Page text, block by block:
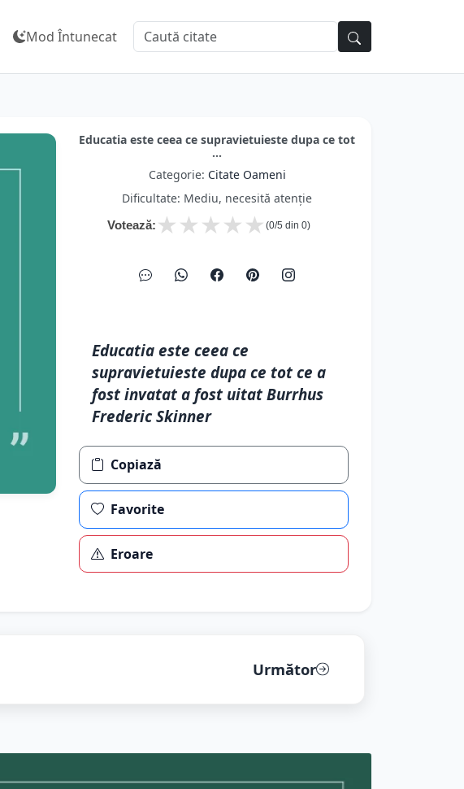
Mod Întunecat
Educatia este ceea ce supravietuieste dupa ce tot
...
Categorie: Citate Oameni
Dificultate: Mediu, necesită atenție
Votează: ★
★
★
★
★ (0/5 din 0)
Educatia este ceea ce
supravietuieste dupa ce tot ce a
fost invatat a fost uitat Burrhus
Frederic Skinner
Copiază
Favorite
Eroare
Următor